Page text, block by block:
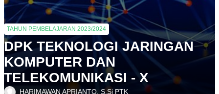
TAHUN PEMBELAJARAN 2023/2024
DPK TEKNOLOGI JARINGAN
KOMPUTER DAN
TELEKOMUNIKASI - X
HARIMAWAN APRIANTO, S.Si PTK